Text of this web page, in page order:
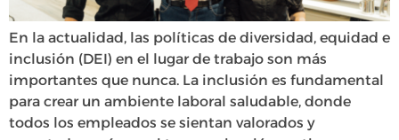
En la actualidad, las políticas de diversidad, equidad e
inclusión (DEI) en el lugar de trabajo son más
importantes que nunca. La inclusión es fundamental
para crear un ambiente laboral saludable, donde
todos los empleados se sientan valorados y